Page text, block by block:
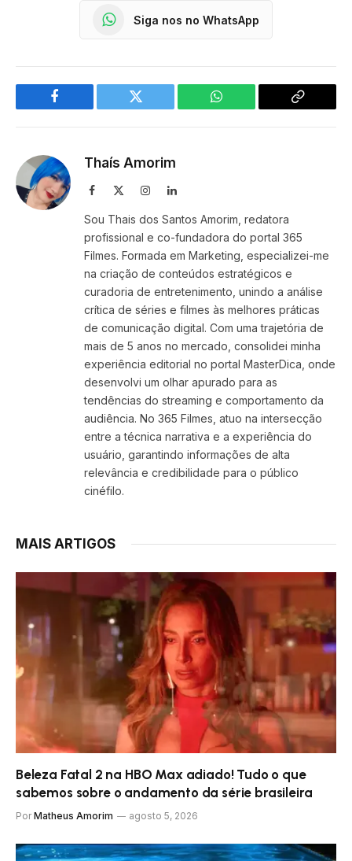
Siga nos no WhatsApp
Facebook Twitter WhatsApp
Copy
Thaís Amorim
Facebook InstagramLinkedIn
Sou Thais dos Santos Amorim, redatora
profissional e co-fundadora do portal 365
Filmes. Formada em Marketing, especializei-me
na criação de conteúdos estratégicos e
curadoria de entretenimento, unindo a análise
crítica de séries e filmes às melhores práticas
de comunicação digital. Com uma trajetória de
mais de 5 anos no mercado, consolidei minha
experiência editorial no portal MasterDica, onde
desenvolvi um olhar apurado para as
tendências do streaming e comportamento da
audiência. No 365 Filmes, atuo na intersecção
entre a técnica narrativa e a experiência do
usuário, garantindo informações de alta
relevância e credibilidade para o público
cinéfilo.
MAIS ARTIGOS
Beleza Fatal 2 na HBO Max adiado! Tudo o que
sabemos sobre o andamento da série brasileira
Por Matheus Amorim agosto 5, 2026